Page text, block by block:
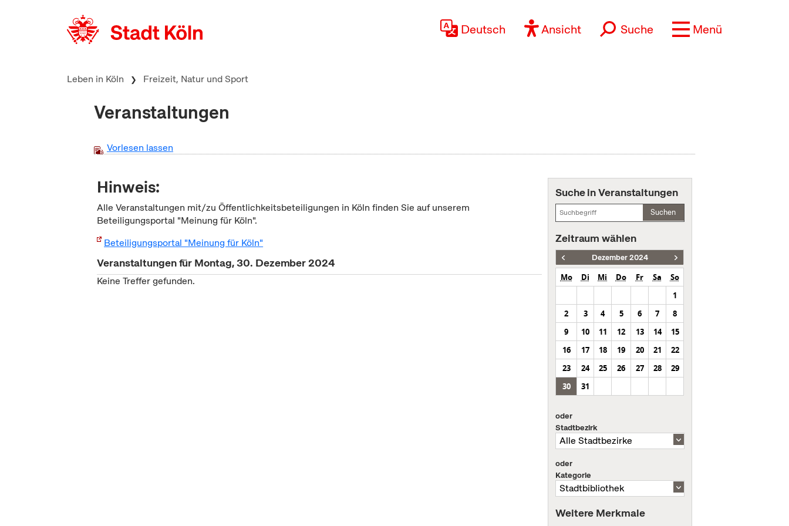
Deutsch Ansicht Suche Menü
Leben in Köln Freizeit, Natur und Sport
Veranstaltungen
Vorlesen lassen
Hinweis:
Alle Veranstaltungen mit/zu Öffentlichkeitsbeteiligungen in Köln finden Sie auf unserem
Beteiligungsportal "Meinung für Köln".
Beteiligungsportal "Meinung für Köln"
Veranstaltungen für Montag, 30. Dezember 2024
Keine Treffer gefunden.
Suche in Veranstaltungen
Suchen
Zeitraum wählen
Dezember 2024
Mo Di Mi Do Fr Sa
So
1
2
3 4 5 6 7
8
9
10 11 12 13 14
15
16
17 18 19 20 21
22
23
24 25 26 27 28
29
30
31
oder
Stadtbezirk
oder
Kategorie
Weitere Merkmale